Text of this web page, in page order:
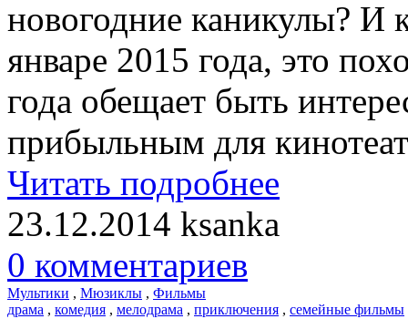
новогодние каникулы? И
январе 2015 года, это
года обещает быть
прибыльным для
Читать подробнее
23.12.2014 ksanka
0 комментариев
Мультики , Мюзиклы , Фильмы
драма , комедия , мелодрама , приключения , семейные фильмы